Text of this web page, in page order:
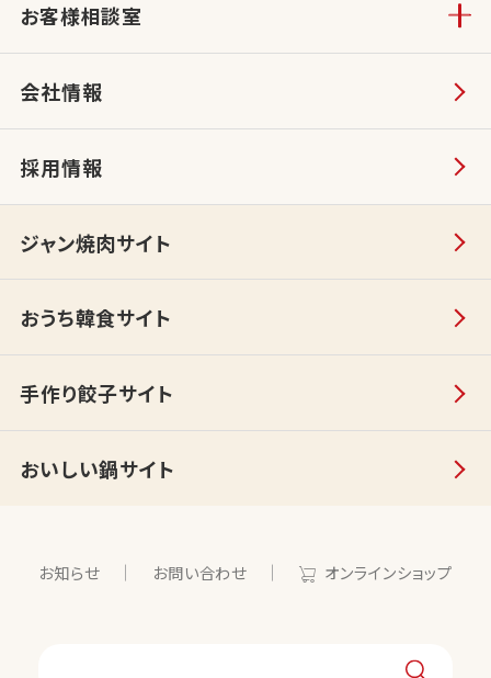
お客様相談室
会社情報
採用情報
ジャン焼肉サイト
おうち韓食サイト
手作り餃子サイト
おいしい鍋サイト
お知らせ お問い合わせ オンラインショップ